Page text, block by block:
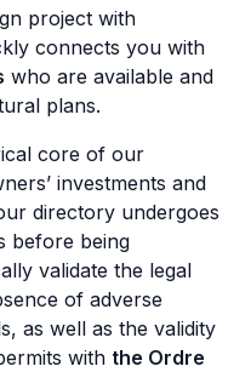
project with
connects you with
who are available and
plans.
core of our
investments and
directory undergoes
before being
validate the legal
of adverse
as well as the validity
with the Ordre